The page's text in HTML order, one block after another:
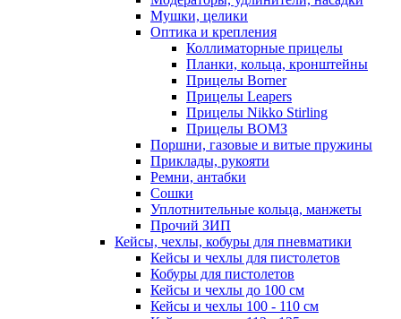
Мушки, целики
Оптика и крепления
Коллиматорные прицелы
Планки, кольца, кронштейны
Прицелы Borner
Прицелы Leapers
Прицелы Nikko Stirling
Прицелы ВОМЗ
Поршни, газовые и витые пружины
Приклады, рукояти
Ремни, антабки
Сошки
Уплотнительные кольца, манжеты
Прочий ЗИП
Кейсы, чехлы, кобуры для пневматики
Кейсы и чехлы для пистолетов
Кобуры для пистолетов
Кейсы и чехлы до 100 см
Кейсы и чехлы 100 - 110 см